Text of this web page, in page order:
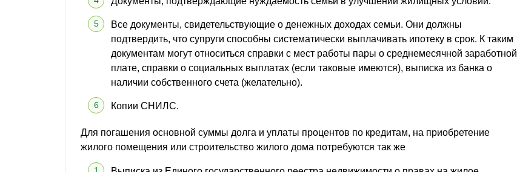
Все документы, свидетельствующие о денежных доходах семьи. Они должны
подтвердить, что супруги способны систематически выплачивать ипотеку в срок. К таким
документам могут относиться справки с мест работы пары о среднемесячной заработной
плате, справки о социальных выплатах (если таковые имеются), выписка из банка о
наличии собственного счета (желательно).
Копии СНИЛС.
Для погашения основной суммы долга и уплаты процентов по кредитам, на приобретение
жилого помещения или строительство жилого дома потребуются так же